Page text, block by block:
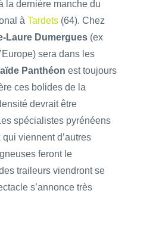
la dernière manche du
à Tardets (64). Chez
Laure Dumergues (ex
sera dans les
Panthéon est toujours
ces bolides de la
devrait être
spécialistes pyrénéens
viennent d’autres
feront le
traileurs viendront se
s’annonce très